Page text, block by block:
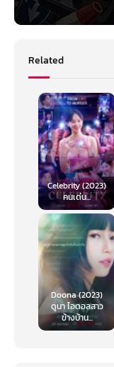
Related
Celebrity (2023)
คนเด่น...
Doona (2023)
ดูนา ไอดอลสาว
ข้างบ้าน...